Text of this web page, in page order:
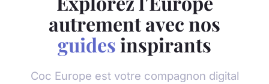
autrement avec nos
guidesinspirants
Coc Europe est votre compagnon digital